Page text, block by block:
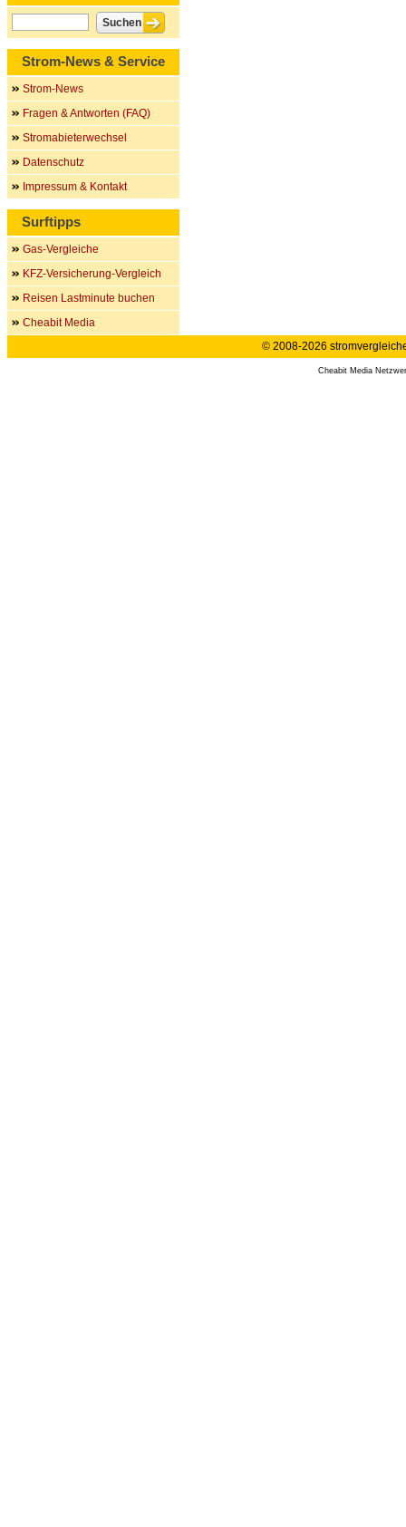
Strom-News & Service
Strom-News
Fragen & Antworten (FAQ)
Stromabieterwechsel
Datenschutz
Impressum & Kontakt
Surftipps
Gas-Vergleiche
KFZ-Versicherung-Vergleich
Reisen Lastminute buchen
Cheabit Media
© 2008-2026
Cheabit Media